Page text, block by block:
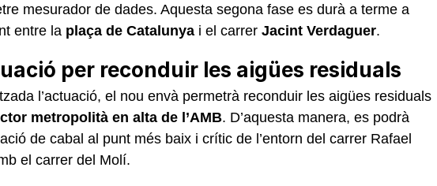
mesurador de dades. Aquesta segona fase es durà a terme a
entre la plaça de Catalunya i el carrer Jacint Verdaguer.
per reconduir les aigües residuals
l’actuació, el nou envà permetrà reconduir les aigües residuals
metropolità en alta de l’AMB. D’aquesta manera, es podrà
de cabal al punt més baix i crític de l’entorn del carrer Rafael
el carrer del Molí.